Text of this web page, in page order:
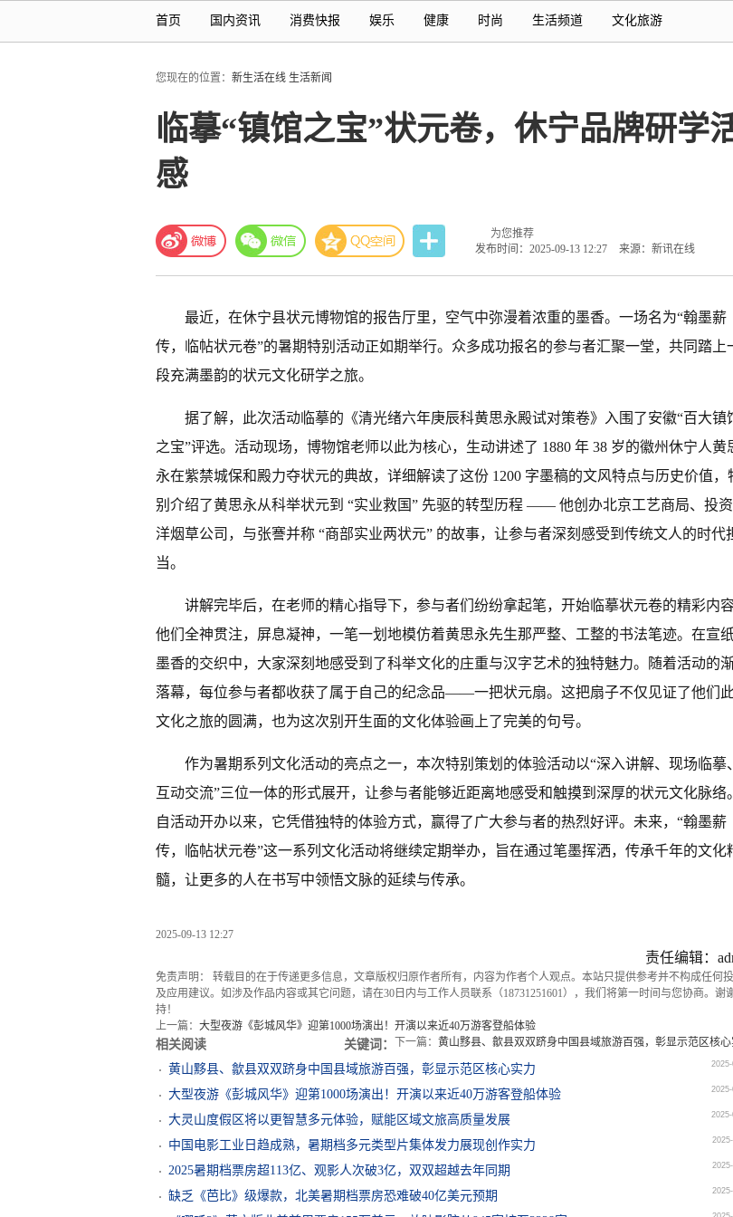
首页 国内资讯 消费快报 娱乐 健康 时尚 生活频道 文化旅游
您现在的位置： 新生活在线 生活新闻
临摹“镇馆之宝”状元卷，休宁品牌研学
感
为您推荐
发布时间：2025-09-13 12:27
来源：新讯在线
最近，在休宁县状元博物馆的报告厅里，空气中弥漫着浓重的墨香。一场名为“翰墨薪
传，临帖状元卷”的暑期特别活动正如期举行。众多成功报名的参与者汇聚一堂，共同踏上
段充满墨韵的状元文化研学之旅。
据了解，此次活动临摹的《清光绪六年庚辰科黄思永殿试对策卷》入围了安徽“百大镇
之宝”评选。活动现场，博物馆老师以此为核心，生动讲述了 1880 年 38 岁的徽州休宁人黄
永在紫禁城保和殿力夺状元的典故，详细解读了这份 1200 字墨稿的文风特点与历史价值，
别介绍了黄思永从科举状元到 “实业救国” 先驱的转型历程 —— 他创办北京工艺商局、投
洋烟草公司，与张謇并称 “商部实业两状元” 的故事，让参与者深刻感受到传统文人的时代
当。
讲解完毕后，在老师的精心指导下，参与者们纷纷拿起笔，开始临摹状元卷的精彩内容
他们全神贯注，屏息凝神，一笔一划地模仿着黄思永先生那严整、工整的书法笔迹。在宣
墨香的交织中，大家深刻地感受到了科举文化的庄重与汉字艺术的独特魅力。随着活动的
落幕，每位参与者都收获了属于自己的纪念品——一把状元扇。这把扇子不仅见证了他们
文化之旅的圆满，也为这次别开生面的文化体验画上了完美的句号。
作为暑期系列文化活动的亮点之一，本次特别策划的体验活动以“深入讲解、现场临摹、
互动交流”三位一体的形式展开，让参与者能够近距离地感受和触摸到深厚的状元文化脉络。
自活动开办以来，它凭借独特的体验方式，赢得了广大参与者的热烈好评。未来，“翰墨薪
传，临帖状元卷”这一系列文化活动将继续定期举办，旨在通过笔墨挥洒，传承千年的文化
髓，让更多的人在书写中领悟文脉的延续与传承。
2025-09-13 12:27
责任编辑：
免责声明： 转载目的在于传递更多信息，文章版权归原作者所有，内容为作者个人观点。本站只提供参考并不构成任何
及应用建议。如涉及作品内容或其它问题，请在30日内与工作人员联系（18731251601），我们将第一时间与您协商。谢
持！
上一篇： 大型夜游《彭城风华》迎第1000场演出！开演以来近40万游客登船体验
下一篇： 黄山黟县、歙县双双跻身中国县域旅游百强，彰显示范区核心
相关阅读
关键词：
黄山黟县、歙县双双跻身中国县域旅游百强，彰显示范区核心实力
大型夜游《彭城风华》迎第1000场演出！开演以来近40万游客登船体验
大灵山度假区将以更智慧多元体验，赋能区域文旅高质量发展
中国电影工业日趋成熟，暑期档多元类型片集体发力展现创作实力
2025暑期档票房超113亿、观影人次破3亿，双双超越去年同期
缺乏《芭比》级爆款，北美暑期档票房恐难破40亿美元预期